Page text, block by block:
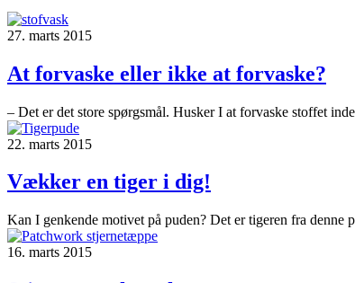
27. marts 2015
At forvaske eller ikke at forvaske?
– Det er det store spørgsmål. Husker I at forvaske stoffet
22. marts 2015
Vækker en tiger i dig!
Kan I genkende motivet på puden? Det er tigeren fra denne
16. marts 2015